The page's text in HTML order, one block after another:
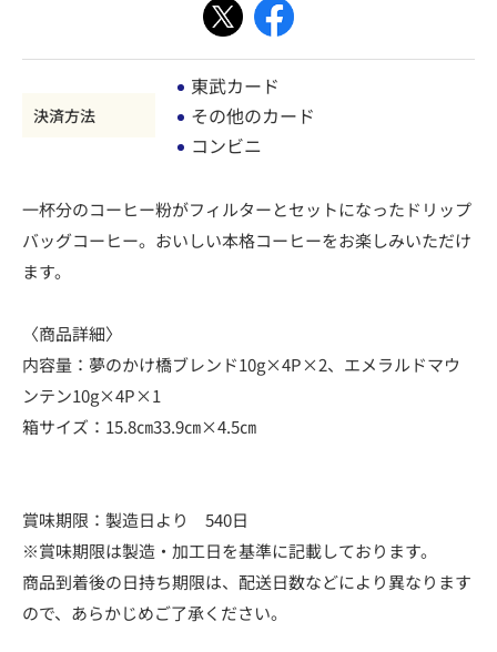
決済方法
東武カード
その他のカード
コンビニ
一杯分のコーヒー粉がフィルターとセットになったドリップ
バッグコーヒー。おいしい本格コーヒーをお楽しみいただけ
ます。
〈商品詳細〉
内容量：夢のかけ橋ブレンド10g×4P×2、エメラルドマウ
ンテン10g×4P×1
箱サイズ：15.8㎝33.9㎝×4.5㎝
賞味期限：製造日より 540日
※賞味期限は製造・加工日を基準に記載しております。
商品到着後の日持ち期限は、配送日数などにより異なります
ので、あらかじめご了承ください。